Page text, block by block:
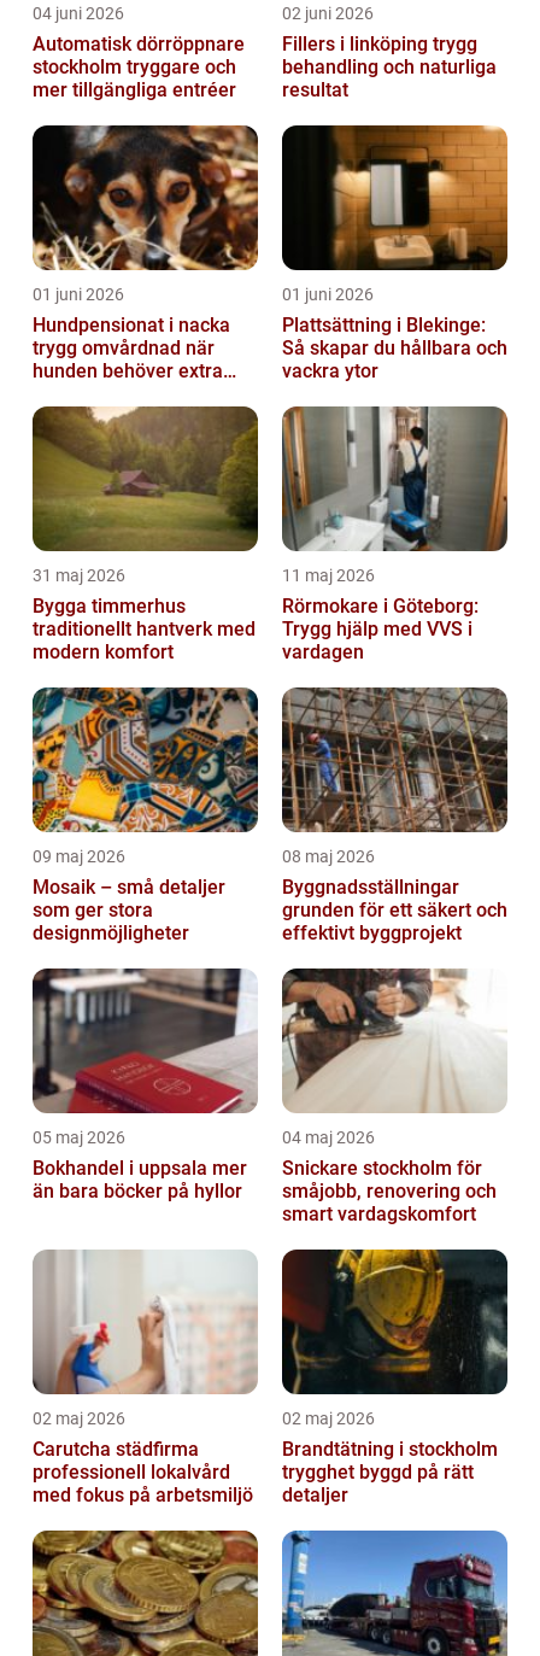
04 juni 2026
Automatisk dörröppnare
stockholm tryggare och
mer tillgängliga entréer
02 juni 2026
Fillers i linköping trygg
behandling och naturliga
resultat
01 juni 2026
Hundpensionat i nacka
trygg omvårdnad när
hunden behöver extra
01 juni 2026
Plattsättning i Blekinge:
Så skapar du hållbara och
vackra ytor
31 maj 2026
Bygga timmerhus
traditionellt hantverk med
modern komfort
11 maj 2026
Rörmokare i Göteborg:
Trygg hjälp med VVS i
vardagen
09 maj 2026
Mosaik – små detaljer
som ger stora
designmöjligheter
08 maj 2026
Byggnadsställningar
grunden för ett säkert och
effektivt byggprojekt
05 maj 2026
Bokhandel i uppsala mer
än bara böcker på hyllor
04 maj 2026
Snickare stockholm för
småjobb, renovering och
smart vardagskomfort
02 maj 2026
Carutcha städfirma
professionell lokalvård
med fokus på arbetsmiljö
02 maj 2026
Brandtätning i stockholm
trygghet byggd på rätt
detaljer